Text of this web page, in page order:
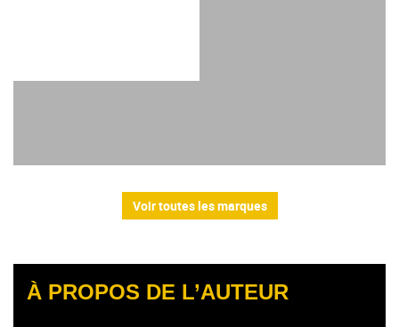
Voir toutes les marques
À PROPOS DE L’AUTEUR